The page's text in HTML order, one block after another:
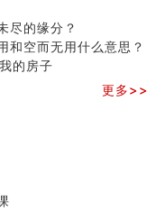
尽的缘分？
和空而无用什么意思？
的房子
更多>>